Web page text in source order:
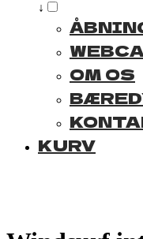
↓
OM OS
KURV